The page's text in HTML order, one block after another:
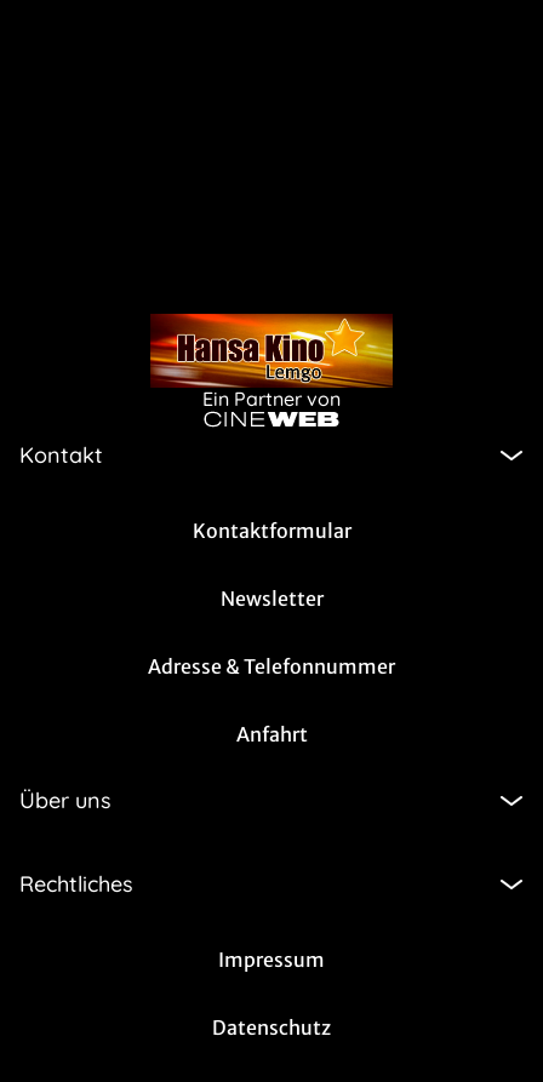
Ein Partner von
Kontakt
Kontaktformular
Newsletter
Adresse & Telefonnummer
Anfahrt
Über uns
Rechtliches
Impressum
Datenschutz